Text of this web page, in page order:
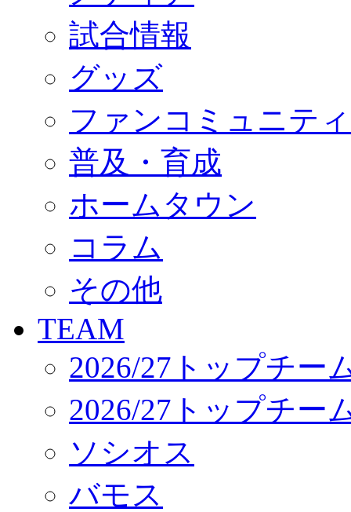
サポートショップ
GOODS
オフィシャルストア（実店舗）
オンラインストア
ACADEMY
アカデミーについて
コーチ&スタッフ
ジュニア
ジュニアユース
ユース
練習拠点（ナラディーア）
SCHOOL
CLUB
パートナー募集
クラブ理念
サステナビリティ
Web制作支援
応援プロジェクト
試合情報
グッズ
ファンコミュニティ
普及・育成
ホームタウン
コラム
その他
TEAM
2026/27トップチー
2026/27トップチー
ソシオス
バモス